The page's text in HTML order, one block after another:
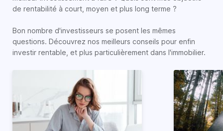
de rentabilité à court, moyen et plus long terme ?
Bon nombre d'investisseurs se posent les mêmes
questions. Découvrez nos meilleurs conseils pour enfin
investir rentable, et plus particulièrement dans l'immobilier.